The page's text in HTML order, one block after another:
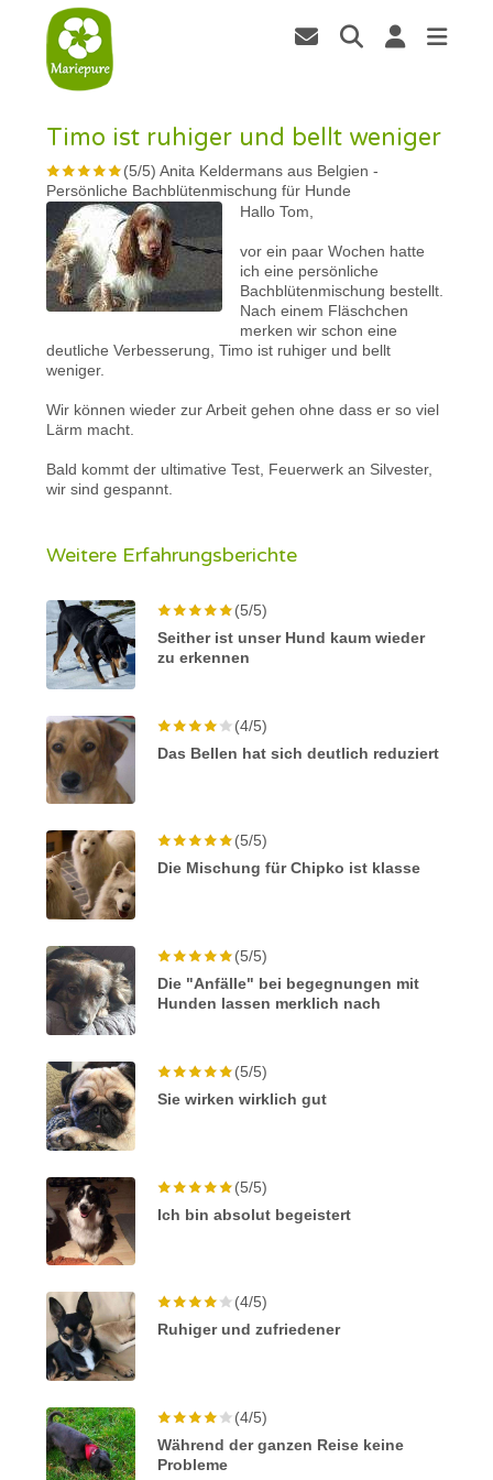
Timo ist ruhiger und bellt weniger
(5/5)Anita Keldermans aus Belgien -
Persönliche Bachblütenmischung für Hunde
Hallo Tom,
vor ein paar Wochen hatte
ich eine persönliche
Bachblütenmischung bestellt.
Nach einem Fläschchen
merken wir schon eine
deutliche Verbesserung, Timo ist ruhiger und bellt
weniger.
Wir können wieder zur Arbeit gehen ohne dass er so viel
Lärm macht.
Bald kommt der ultimative Test, Feuerwerk an Silvester,
wir sind gespannt.
Weitere Erfahrungsberichte
(5/5)
Seither ist unser Hund kaum wieder
zu erkennen
(4/5)
Das Bellen hat sich deutlich reduziert
(5/5)
Die Mischung für Chipko ist klasse
(5/5)
Die "Anfälle" bei begegnungen mit
Hunden lassen merklich nach
(5/5)
Sie wirken wirklich gut
(5/5)
Ich bin absolut begeistert
(4/5)
Ruhiger und zufriedener
(4/5)
Während der ganzen Reise keine
Probleme